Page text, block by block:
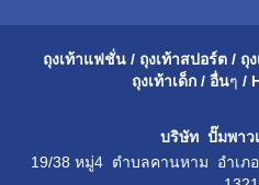
ถุงเท้าแฟชั่น / ถุงเท้าสปอร์ต / ถุ
ถุงเท้าเด็ก / อื่นๆ /
บริษัท ปั๊มพาว
19/38 หมู่4 ตำบลคานหาม อำเภ